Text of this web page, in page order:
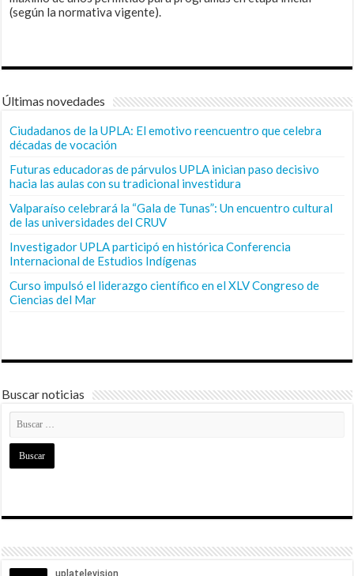
(según la normativa vigente).
Últimas novedades
Ciudadanos de la UPLA: El emotivo reencuentro que celebra
décadas de vocación
Futuras educadoras de párvulos UPLA inician paso decisivo
hacia las aulas con su tradicional investidura
Valparaíso celebrará la “Gala de Tunas”: Un encuentro cultural
de las universidades del CRUV
Investigador UPLA participó en histórica Conferencia
Internacional de Estudios Indígenas
Curso impulsó el liderazgo científico en el XLV Congreso de
Ciencias del Mar
Buscar noticias